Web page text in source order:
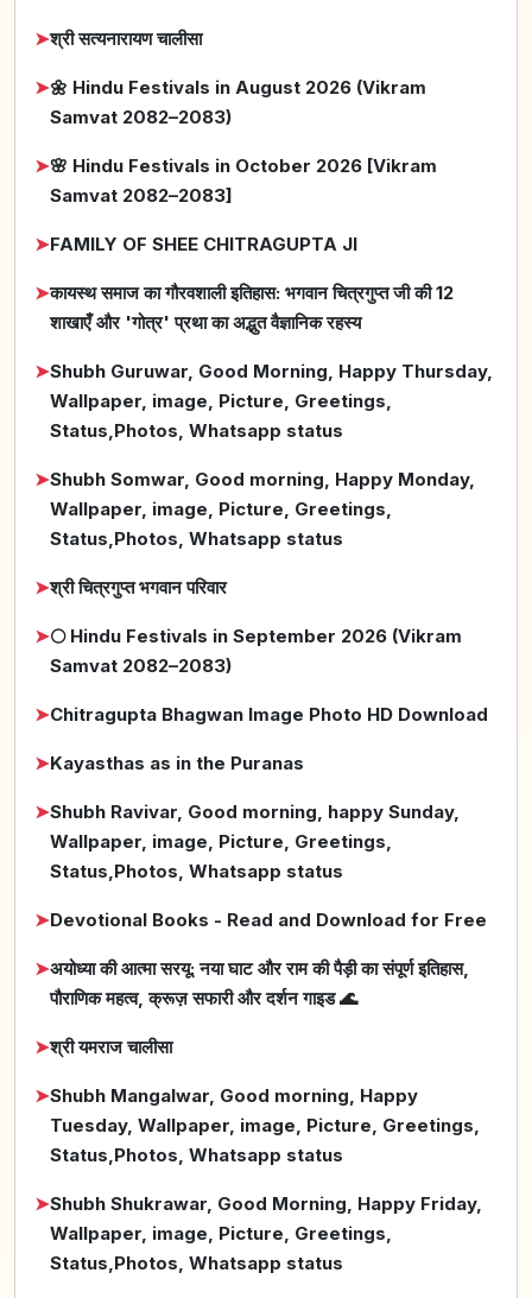
➤श्री सत्यनारायण चालीसा
➤🌼 Hindu Festivals in August 2026 (Vikram
Samvat 2082–2083)
➤🌸 Hindu Festivals in October 2026 [Vikram
Samvat 2082–2083]
➤FAMILY OF SHEE CHITRAGUPTA JI
➤कायस्थ समाज का गौरवशाली इतिहास: भगवान चित्रगुप्त जी की 12
शाखाएँ और 'गोत्र' प्रथा का अद्भुत वैज्ञानिक रहस्य
➤Shubh Guruwar, Good Morning, Happy Thursday,
Wallpaper, image, Picture, Greetings,
Status,Photos, Whatsapp status
➤Shubh Somwar, Good morning, Happy Monday,
Wallpaper, image, Picture, Greetings,
Status,Photos, Whatsapp status
➤श्री चित्रगुप्त भगवान परिवार
➤🌕 Hindu Festivals in September 2026 (Vikram
Samvat 2082–2083)
➤Chitragupta Bhagwan Image Photo HD Download
➤Kayasthas as in the Puranas
➤Shubh Ravivar, Good morning, happy Sunday,
Wallpaper, image, Picture, Greetings,
Status,Photos, Whatsapp status
➤Devotional Books - Read and Download for Free
➤अयोध्या की आत्मा सरयू: नया घाट और राम की पैड़ी का संपूर्ण इतिहास,
पौराणिक महत्व, क्रूज़ सफारी और दर्शन गाइड 🌊
➤श्री यमराज चालीसा
➤Shubh Mangalwar, Good morning, Happy
Tuesday, Wallpaper, image, Picture, Greetings,
Status,Photos, Whatsapp status
➤Shubh Shukrawar, Good Morning, Happy Friday,
Wallpaper, image, Picture, Greetings,
Status,Photos, Whatsapp status